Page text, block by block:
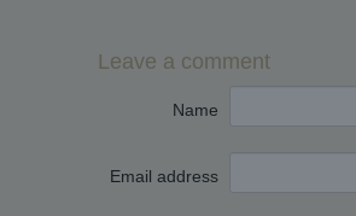
Leave a comment
Name
Email address